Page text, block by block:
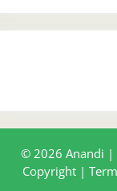
© 2026 Anandi |
Copyright|